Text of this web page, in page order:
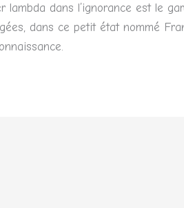
lambda dans l’ignorance est le
dans ce petit état nommé